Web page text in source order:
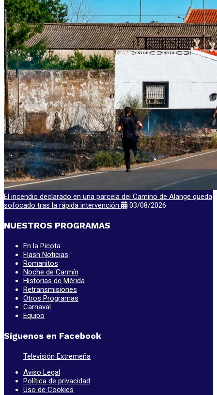
El incendio declarado en una parcela del Camino de Alange queda
sofocado tras la rápida intervención
03/08/2026
NUESTROS PROGRAMAS
En la Picota
Flash Noticias
Romanitos
Noche de Carmín
Historias de Mérida
Retransmisiones
Otros Programas
Carnaval
Equipo
Síguenos en Facebook
Televisión Extremeña
Aviso Legal
Política de privacidad
Uso de Cookies